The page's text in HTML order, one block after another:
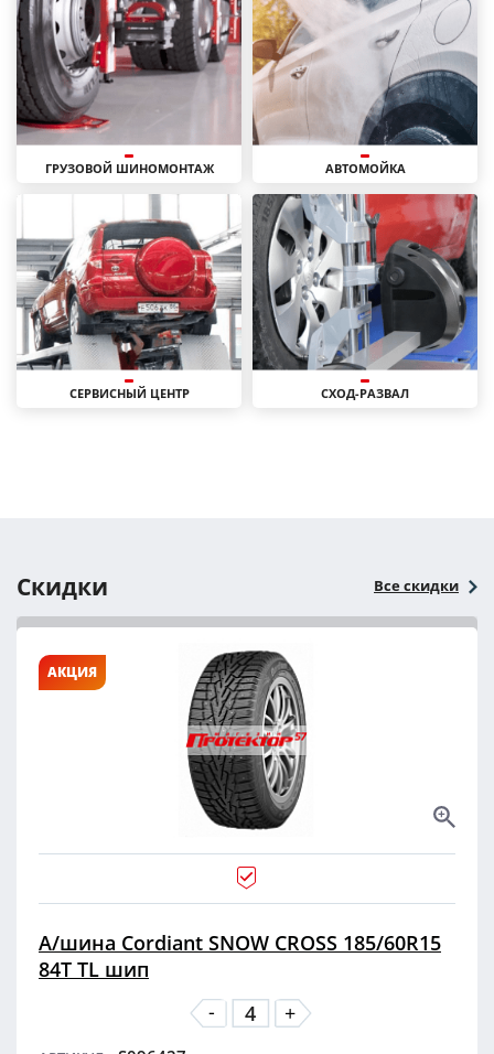
ГРУЗОВОЙ ШИНОМОНТАЖ АВТОМОЙКА
СЕРВИСНЫЙ ЦЕНТР СХОД-РАЗВАЛ
Скидки Все скидки
АКЦИЯ
А/шина Cordiant SNOW CROSS 185/60R15
84T TL шип
-
+